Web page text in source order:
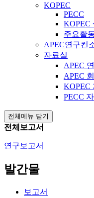
KOPEC
PECC
KOPEC
주요활
APEC연구컨
자료실
APEC
APEC
KOPEC
PECC
전체메뉴 닫기
전체보고서
연구보고서
발간물
보고서